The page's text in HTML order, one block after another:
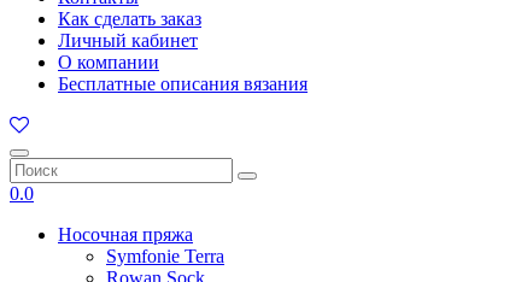
Как сделать заказ
Личный кабинет
О компании
Бесплатные описания вязания
0.0
Носочная пряжа
Symfonie Terra
Rowan Sock